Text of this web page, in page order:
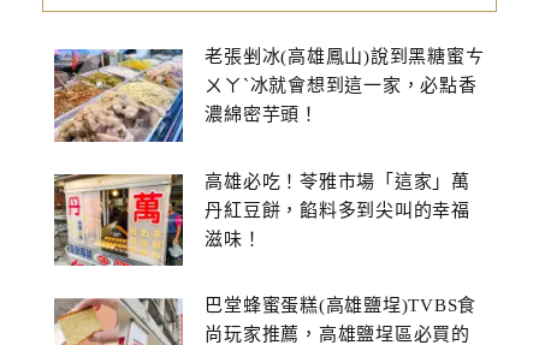
老張剉冰(高雄鳳山)說到黑糖蜜ㄘ
ㄨㄚˋ冰就會想到這一家，必點香
濃綿密芋頭！
高雄必吃！苓雅市場「這家」萬
丹紅豆餅，餡料多到尖叫的幸福
滋味！
巴堂蜂蜜蛋糕(高雄鹽埕)TVBS食
尚玩家推薦，高雄鹽埕區必買的